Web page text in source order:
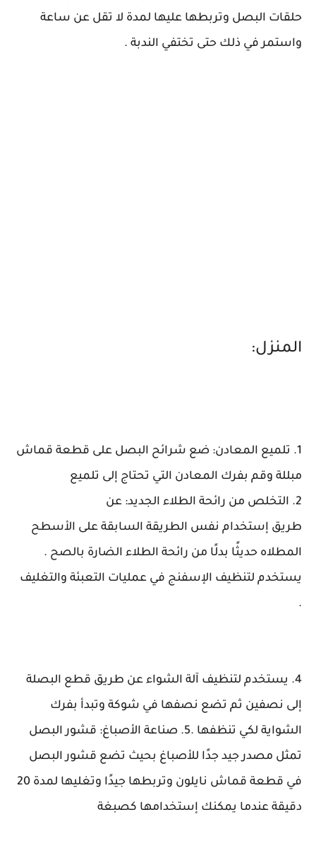
حلقات البصل وتربطها عليها لمدة لا تقل عن ساعة
واستمر في ذلك حتى تختفي الندبة .
المنزل:
1. تلميع المعادن: ضع شرائح البصل على قطعة قماش
مبللة وقم بفرك المعادن التي تحتاج إلى تلميع
2. التخلص من رائحة الطلاء الجديد: عن
طريق إستخدام نفس الطريقة السابقة على الأسطح
المطلاه حديثًا بدلًا من رائحة الطلاء الضارة بالصح .
يستخدم لتنظيف الإسفنج في عمليات التعبئة والتغليف
.
4. يستخدم لتنظيف آلة الشواء عن طريق قطع البصلة
إلى نصفين ثم تضع نصفها في شوكة وتبدأ بفرك
الشواية لكي تنظفها .5. صناعة الأصباغ: قشور البصل
تمثل مصدر جيد جدًا للأصباغ بحيث تضع قشور البصل
في قطعة قماش نايلون وتربطها جيدًا وتغليها لمدة 20
دقيقة عندما يمكنك إستخدامها كصبغة